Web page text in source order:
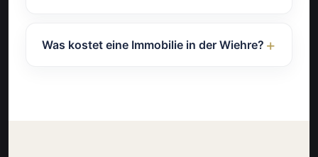
Was kostet eine Immobilie in der Wiehre?